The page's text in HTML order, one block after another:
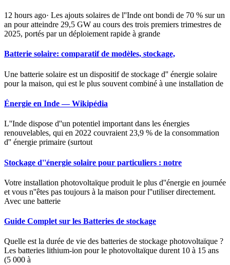
12 hours ago· Les ajouts solaires de l''Inde ont bondi de 70 % sur un
an pour atteindre 29,5 GW au cours des trois premiers trimestres de
2025, portés par un déploiement rapide à grande
Batterie solaire: comparatif de modèles, stockage,
Une batterie solaire est un dispositif de stockage d'' énergie solaire
pour la maison, qui est le plus souvent combiné à une installation de
Énergie en Inde — Wikipédia
L''Inde dispose d''un potentiel important dans les énergies
renouvelables, qui en 2022 couvraient 23,9 % de la consommation
d'' énergie primaire (surtout
Stockage d''énergie solaire pour particuliers : notre
Votre installation photovoltaïque produit le plus d''énergie en journée
et vous n''êtes pas toujours à la maison pour l''utiliser directement.
Avec une batterie
Guide Complet sur les Batteries de stockage
Quelle est la durée de vie des batteries de stockage photovoltaïque ?
Les batteries lithium-ion pour le photovoltaïque durent 10 à 15 ans
(5 000 à